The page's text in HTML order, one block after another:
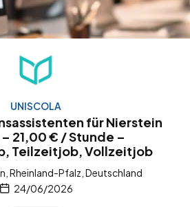
UNISCOLA
für Nierstein
21,00 € / Stunde –
Teilzeitjob, Vollzeitjob
Rheinland-Pfalz, Deutschland
24/06/2026